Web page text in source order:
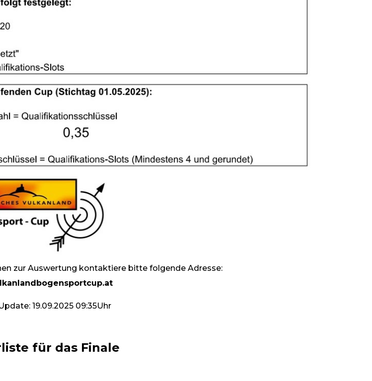
zur Auswertung kontaktiere bitte folgende Adresse:
19.09.2025 09:35Uhr
für das Finale